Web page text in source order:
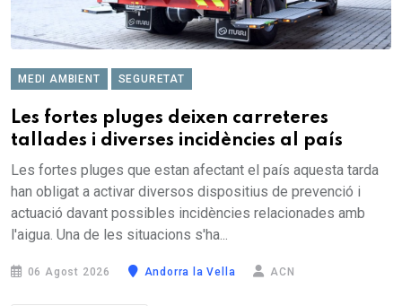
MEDI AMBIENT SEGURETAT
Les fortes pluges deixen carreteres
tallades i diverses incidències al país
Les fortes pluges que estan afectant el país aquesta tarda
han obligat a activar diversos dispositius de prevenció i
actuació davant possibles incidències relacionades amb
l'aigua. Una de les situacions s'ha...
06 Agost 2026 Andorra la Vella ACN